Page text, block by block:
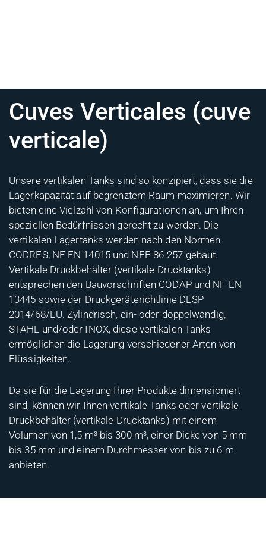
Cuves Verticales (cuve
verticale)
Unsere vertikalen Tanks sind so konzipiert, dass sie die
Lagerkapazität auf begrenztem Raum maximieren. Wir
bieten eine Vielzahl von Konfigurationen an, um Ihren
speziellen Bedürfnissen gerecht zu werden. Die
vertikalen Lagertanks werden nach den Normen
CODRES, NF EN 14015 und NFE 86-257 gebaut.
Vertikale Druckbehälter (vertikale Drucktanks)
entsprechen den Bauvorschriften CODAP und NF EN
13445 sowie der Druckgeräterichtlinie DESP
2014/68/EU. Zylindrisch, ein- oder doppelwandig,
STAHL und/oder INOX, diese vertikalen Tanks
ermöglichen die Lagerung verschiedener Arten von
Flüssigkeiten.
Da sie für die Lagerung Ihrer Produkte dimensioniert
sind, können wir Ihnen vertikale Tanks oder vertikale
Druckbehälter (vertikale Drucktanks) mit einem
Volumen von 1,5 m³ bis 300 m³, einer Dicke von 5 mm
bis 35 mm und einem Durchmesser von bis zu 6 m
anbieten.